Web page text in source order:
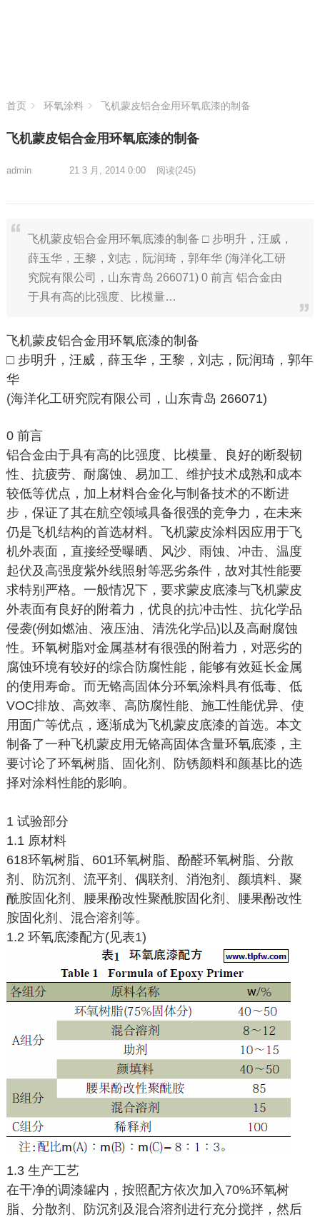
首页 环氧涂料 飞机蒙皮铝合金用环氧底漆的制备
飞机蒙皮铝合金用环氧底漆的制备
admin 21 3 月, 2014 0:00 阅读(245)
飞机蒙皮铝合金用环氧底漆的制备 □ 步明升，汪威，
薛玉华，王黎，刘志，阮润琦，郭年华 (海洋化工研
究院有限公司，山东青岛 266071) 0 前言 铝合金由
于具有高的比强度、比模量…
飞机蒙皮铝合金用环氧底漆的制备
□ 步明升，汪威，薛玉华，王黎，刘志，阮润琦，郭年
华
(海洋化工研究院有限公司，山东青岛 266071)
0 前言
铝合金由于具有高的比强度、比模量、良好的断裂韧
性、抗疲劳、耐腐蚀、易加工、维护技术成熟和成本
较低等优点，加上材料合金化与制备技术的不断进
步，保证了其在航空领域具备很强的竞争力，在未来
仍是飞机结构的首选材料。飞机蒙皮涂料因应用于飞
机外表面，直接经受曝晒、风沙、雨蚀、冲击、温度
起伏及高强度紫外线照射等恶劣条件，故对其性能要
求特别严格。一般情况下，要求蒙皮底漆与飞机蒙皮
外表面有良好的附着力，优良的抗冲击性、抗化学品
侵袭(例如燃油、液压油、清洗化学品)以及高耐腐蚀
性。环氧树脂对金属基材有很强的附着力，对恶劣的
腐蚀环境有较好的综合防腐性能，能够有效延长金属
的使用寿命。而无铬高固体分环氧涂料具有低毒、低
VOC排放、高效率、高防腐性能、施工性能优异、使
用面广等优点，逐渐成为飞机蒙皮底漆的首选。本文
制备了一种飞机蒙皮用无铬高固体含量环氧底漆，主
要讨论了环氧树脂、固化剂、防锈颜料和颜基比的选
择对涂料性能的影响。
1 试验部分
1.1 原材料
618环氧树脂、601环氧树脂、酚醛环氧树脂、分散
剂、防沉剂、流平剂、偶联剂、消泡剂、颜填料、聚
酰胺固化剂、腰果酚改性聚酰胺固化剂、腰果酚改性
胺固化剂、混合溶剂等。
1.2 环氧底漆配方(见表1)
1.3 生产工艺
在干净的调漆罐内，按照配方依次加入70%环氧树
脂、分散剂、防沉剂及混合溶剂进行充分搅拌，然后